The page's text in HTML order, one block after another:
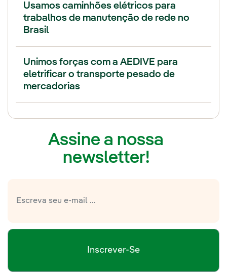
Usamos caminhões elétricos para
trabalhos de manutenção de rede no
Brasil
Unimos forças com a AEDIVE para
eletrificar o transporte pesado de
mercadorias
Assine a nossa
newsletter!
Inscrever-Se